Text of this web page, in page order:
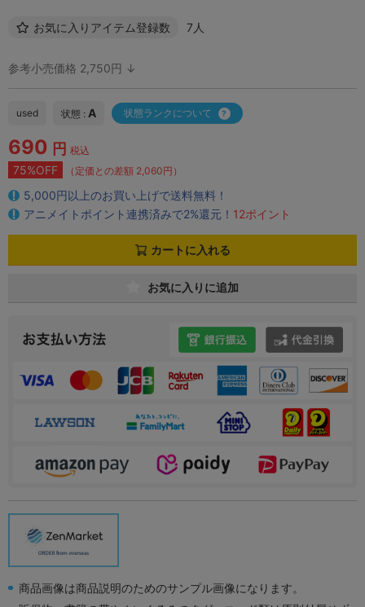
お気に入りアイテム登録数 7人
参考小売価格 2,750円 ↓
used 状態 : A 状態ランクについて
690 円 税込
75%OFF （定価との差額 2,060円）
5,000円以上のお買い上げで送料無料！
アニメイトポイント連携済みで2%還元！ 12ポイント
カートに入れる
お気に入りに追加
商品画像は商品説明のためのサンプル画像になります。